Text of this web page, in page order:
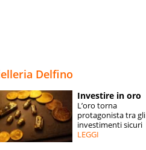
SPECIALI
ESPERTI
Delfino
Investire in oro
L’oro torna
protagonista tra gli
investimenti sicuri
LEGGI